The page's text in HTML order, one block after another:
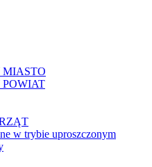
MIASTO
w trybie uproszczonym